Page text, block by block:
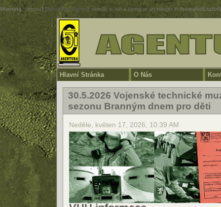
Warning: strpos() [function.strpos]: needle is not a string or an integer in/home/ci5.cz/
Hlavní Stránka O Nás
30.5.2026 Vojenské technické
sezonu Branným dnem pro děti
Neděle, květen 17, 2026, 10:39 AM